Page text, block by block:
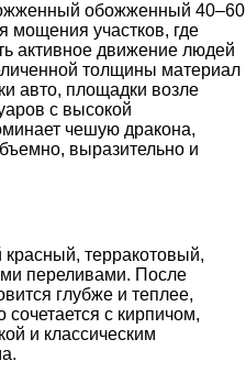
обожженный 40–60
участков, где
активное движение людей
толщины материал
авто, площадки возле
с высокой
чешую дракона,
выразительно и
терракотовый,
переливами. После
глубже и теплее,
с кирпичом,
и классическим